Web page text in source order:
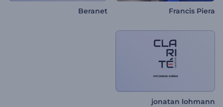
Francis Piera
Beranet
jonatan lohmann